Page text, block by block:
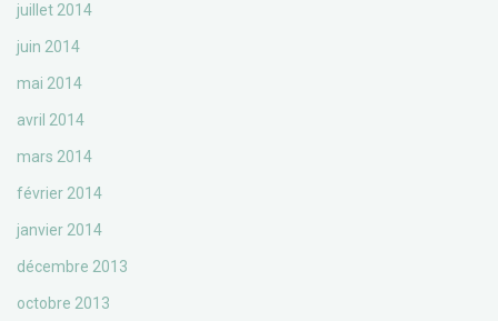
juillet 2014
juin 2014
mai 2014
avril 2014
mars 2014
février 2014
janvier 2014
décembre 2013
octobre 2013